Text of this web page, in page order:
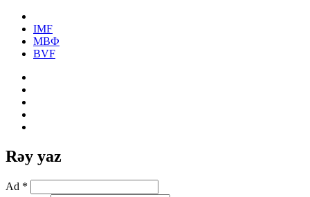
IMF
МВФ
BVF
Rəy yaz
Ad *